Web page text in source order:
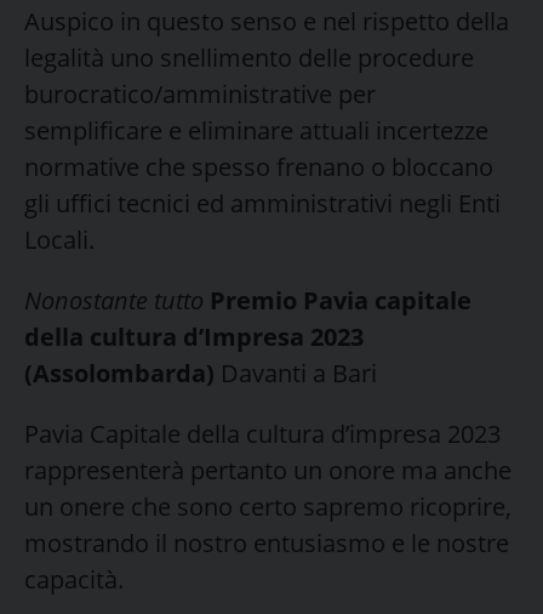
Auspico in questo senso e nel rispetto della
legalità uno snellimento delle procedure
burocratico/amministrative per
semplificare e eliminare attuali incertezze
normative che spesso frenano o bloccano
gli uffici tecnici ed amministrativi negli Enti
Locali.
Nonostante tutto Premio Pavia capitale
della cultura d’Impresa 2023
(Assolombarda) Davanti a Bari
Pavia Capitale della cultura d’impresa 2023
rappresenterà pertanto un onore ma anche
un onere che sono certo sapremo ricoprire,
mostrando il nostro entusiasmo e le nostre
capacità.